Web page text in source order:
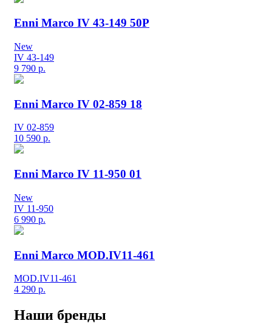
Enni Marco IV 43-149 50P
New
IV 43-149
9 790 р.
Enni Marco IV 02-859 18
IV 02-859
10 590 р.
Enni Marco IV 11-950 01
New
IV 11-950
6 990 р.
Enni Marco MOD.IV11-461
MOD.IV11-461
4 290 р.
Наши бренды